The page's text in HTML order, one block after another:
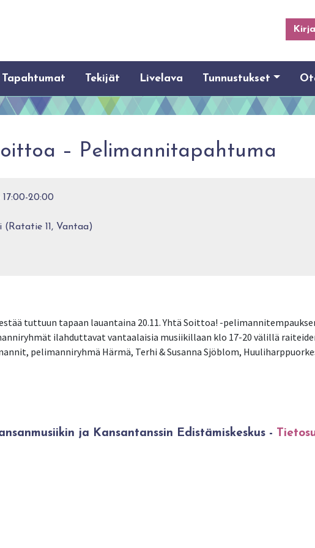
Tapahtumat Tekijät Livelava Tunnustukset
– Pelimannitapahtuma
17:00-20:00
(Ratatie 11, Vantaa)
tuttuun tapaan lauantaina 20.11. Yhtä Soittoa! -
ilahduttavat vantaalaisia musiikillaan klo 17-20 välillä
pelimanniryhmä Härmä, Terhi & Susanna Sjöblom,
ja Kansantanssin Edistämiskeskus -